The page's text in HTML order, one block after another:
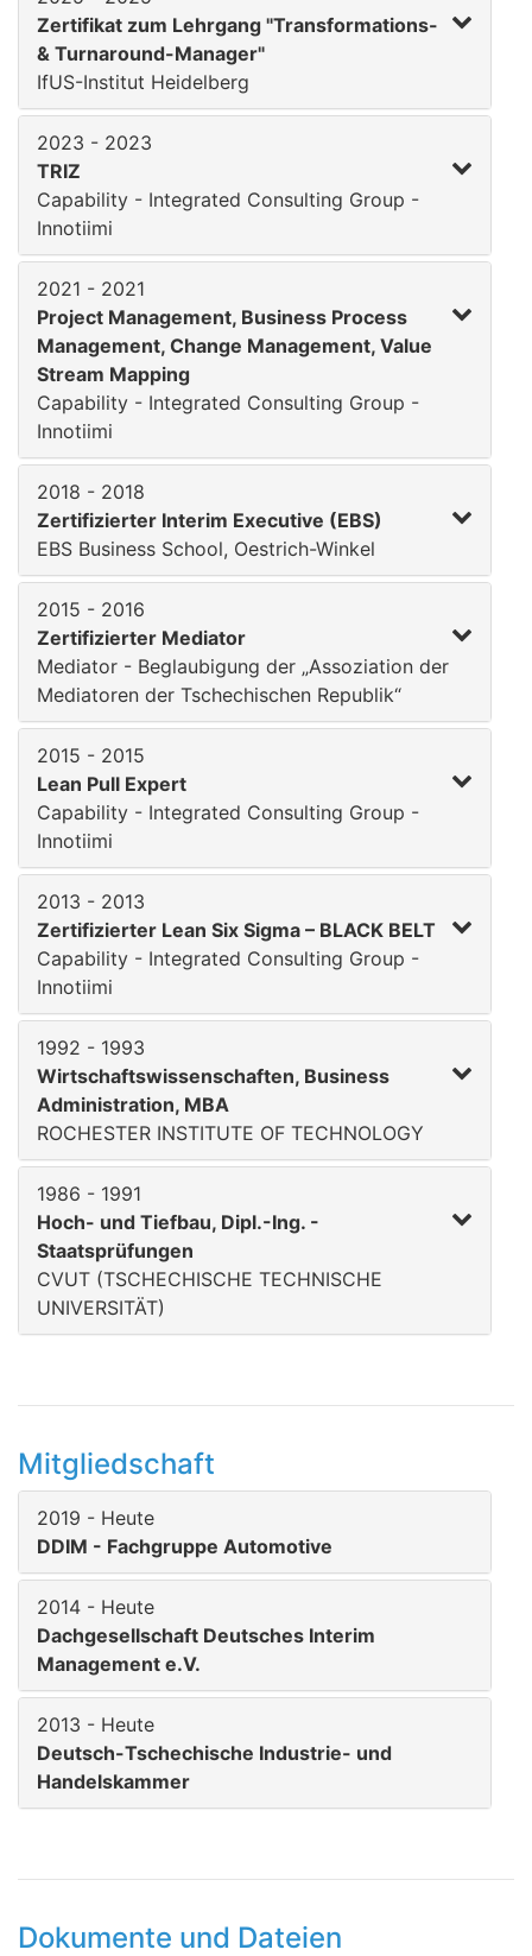
Zertifikat zum Lehrgang "Transformations-
& Turnaround-Manager"
IfUS-Institut Heidelberg
2023 - 2023
TRIZ
Capability - Integrated Consulting Group -
Innotiimi
2021 - 2021
Project Management, Business Process
Management, Change Management, Value
Stream Mapping
Capability - Integrated Consulting Group -
Innotiimi
2018 - 2018
Zertifizierter Interim Executive (EBS)
EBS Business School, Oestrich-Winkel
2015 - 2016
Zertifizierter Mediator
Mediator - Beglaubigung der „Assoziation der
Mediatoren der Tschechischen Republik“
2015 - 2015
Lean Pull Expert
Capability - Integrated Consulting Group -
Innotiimi
2013 - 2013
Zertifizierter Lean Six Sigma – BLACK BELT
Capability - Integrated Consulting Group -
Innotiimi
1992 - 1993
Wirtschaftswissenschaften, Business
Administration, MBA
ROCHESTER INSTITUTE OF TECHNOLOGY
1986 - 1991
Hoch- und Tiefbau, Dipl.-Ing. -
Staatsprüfungen
CVUT (TSCHECHISCHE TECHNISCHE
UNIVERSITÄT)
Mitgliedschaft
2019 - Heute
DDIM - Fachgruppe Automotive
2014 - Heute
Dachgesellschaft Deutsches Interim
Management e.V.
2013 - Heute
Deutsch-Tschechische Industrie- und
Handelskammer
Dokumente und Dateien